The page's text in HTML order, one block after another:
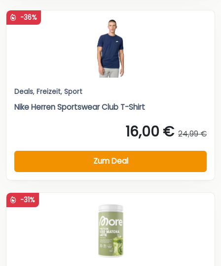
-36%
Deals, Freizeit, Sport
Nike Herren Sportswear Club T-Shirt
16,00 € 24,99 €
Zum Deal
-31%